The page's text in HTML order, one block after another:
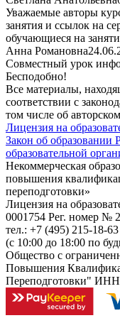
Уважаемые авторы
занятия и ссылок на
обучающиеся на
Анна Романовна
Совместный урок
Бесподобно!
Все материалы,
соответствии с
том числе об
Лицензия на
Закон об образовании
образовательной
Некоммерческая
повышения
переподготовки»
Лицензия на
0001754 Рег. номер №
тел.: +7 (495) 215-18-
(с 10:00 до 18:00 по
Общество с
Повышения
Переподготовки"